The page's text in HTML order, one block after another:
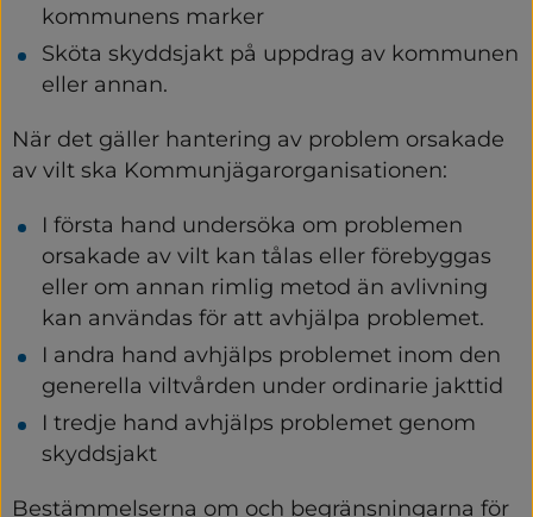
kommunens marker
Sköta skyddsjakt på uppdrag av kommunen
eller annan.
När det gäller hantering av problem orsakade
av vilt ska Kommunjägarorganisationen:
I första hand undersöka om problemen
orsakade av vilt kan tålas eller förebyggas
eller om annan rimlig metod än avlivning
kan användas för att avhjälpa problemet.
I andra hand avhjälps problemet inom den
generella viltvården under ordinarie jakttid
I tredje hand avhjälps problemet genom
skyddsjakt
Bestämmelserna om och begränsningarna för